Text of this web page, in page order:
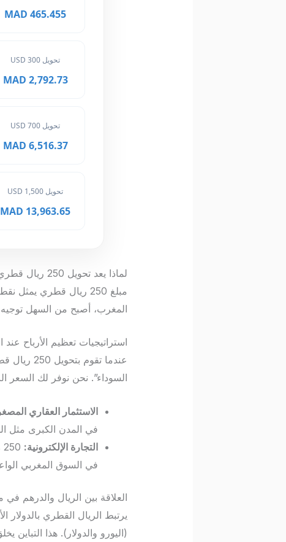
465.455 MAD
تحويل 300 USD
2,792.73 MAD
تحويل 700 USD
6,516.37 MAD
تحويل 1,500 USD
13,963.65 MAD
لماذا يعد تحويل 250 ريال قطري خطوة استثمارية ذكية؟
مبلغ 250 ريال قطري
المغرب، أصبح من السهل توجيه
استراتيجيات تعظيم الأرباح عند
عندما
السوداء”. نحن نوفر لك السعر
الاستثمار العقاري
في المدن الكبرى مثل
التجارة الإلكترونية:
في السوق المغربي
العلاقة بين الريال والدرهم في
يرتبط الريال القطري بالدولار
(اليورو والدولار). هذا التباين يخلق